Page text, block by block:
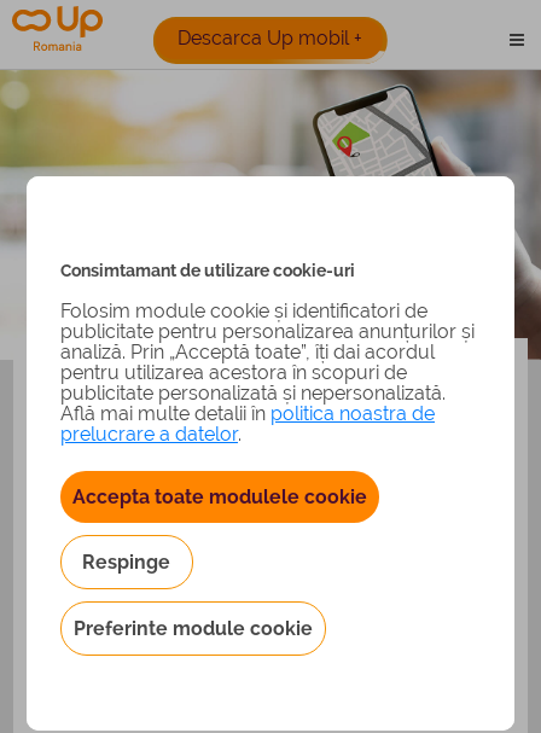
Descarca Up mobil +
Retea si harta
Este foarte simplu sa afli unde poti utiliza tichetele Up
Romania.
Acasa > HARTA AFILIATI
care poti achita cu ajutorul tichetelor sau cardurilor
Up Romania.
Consimtamant de utilizare cookie-uri
Folosim module cookie și identificatori de
publicitate pentru personalizarea anunțurilor și
analiză. Prin „Acceptă toate”, îți dai acordul
pentru utilizarea acestora în scopuri de
publicitate personalizată și nepersonalizată.
Află mai multe detalii în politica noastra de
prelucrare a datelor.
Accepta toate modulele cookie
Respinge
Preferinte module cookie